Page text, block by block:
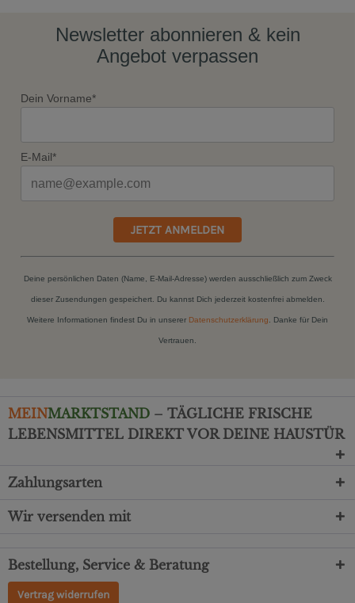
Newsletter abonnieren & kein
Angebot verpassen
Dein Vorname*
E-Mail*
JETZT ANMELDEN
Deine persönlichen Daten (Name, E-Mail-Adresse) werden ausschließlich zum Zweck
dieser Zusendungen gespeichert. Du kannst Dich jederzeit kostenfrei abmelden.
Weitere Informationen findest Du in unserer Datenschutzerklärung . Danke für Dein
Vertrauen.
MEINMARKTSTAND – TÄGLICHE FRISCHE
LEBENSMITTEL DIREKT VOR DEINE HAUSTÜR
Zahlungsarten
Wir versenden mit
Bestellung, Service & Beratung
Vertrag widerrufen